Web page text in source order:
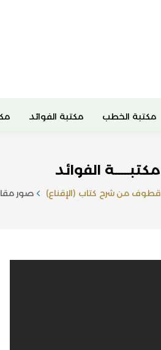
مكتبة الخطب مكتبة الفوائد
مكتبـــــة الفوائد
قطوف من شرح كتاب (الإقناع) صور